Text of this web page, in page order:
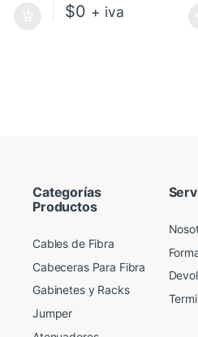
$0 + iva
Categorías
Productos
Cables de Fibra
Cabeceras Para Fibra
Gabinetes y Racks
Jumper